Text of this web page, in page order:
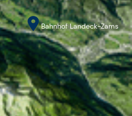
Bahnhof Landeck-Zams